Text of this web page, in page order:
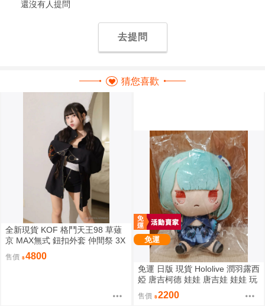
還沒有人提問
去提問
猜您喜歡
全新現貨 KOF 格鬥天王98 草薙
京 MAX無式 鈕扣外套 仲間祭 3X
L 刺繡 限定聯名 外套
售價 4800
免運
免運 日版 現貨 Hololive 潤羽露西
婭 唐吉柯德 娃娃 唐吉娃 娃娃 玩
偶 ドン・キホーテ もちどる 潤
羽るしあ
售價 2200